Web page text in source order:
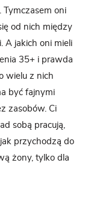
Tymczasem oni
od nich między
A jakich oni mieli
35+ i prawda
wielu z nich
być fajnymi
zasobów. Ci
sobą pracują,
przychodzą do
żony, tylko dla